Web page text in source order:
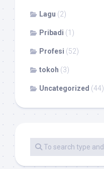
Lagu (2)
Pribadi (1)
Profesi (52)
tokoh (3)
Uncategorized (44)